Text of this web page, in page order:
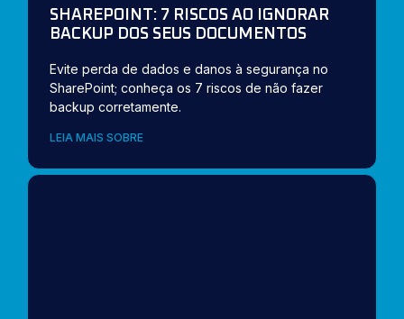
SHAREPOINT: 7 RISCOS AO IGNORAR
BACKUP DOS SEUS DOCUMENTOS
Evite perda de dados e danos à segurança no
SharePoint; conheça os 7 riscos de não fazer
backup corretamente.
LEIA MAIS SOBRE